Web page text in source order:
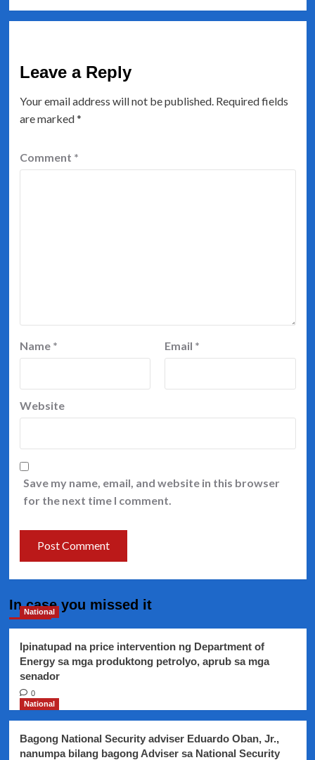
Leave a Reply
Your email address will not be published. Required fields
are marked*
Comment *
Name * Email *
Website
Save my name, email, and website in this browser
for the next time I comment.
In case you missed it
National
Ipinatupad na price intervention ng Department of
Energy sa mga produktong petrolyo, aprub sa mga
senador
0
National
Bagong National Security adviser Eduardo Oban, Jr.,
nanumpa bilang bagong Adviser sa National Security